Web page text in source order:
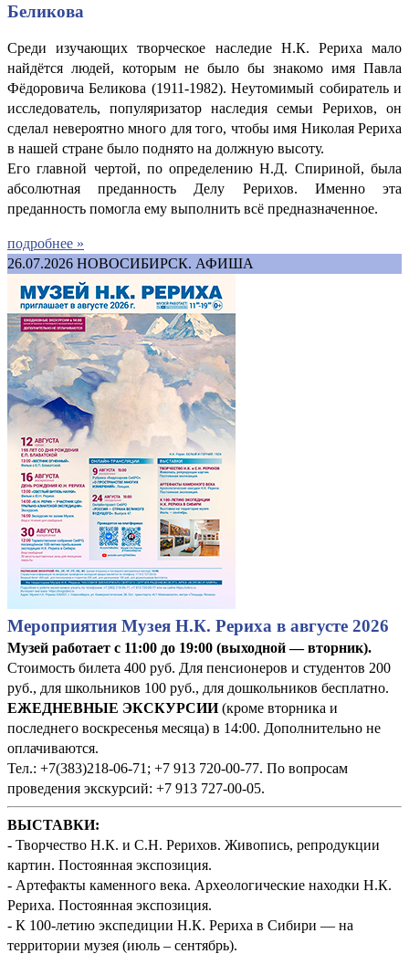
Беликова
Среди изучающих творческое наследие Н.К. Рериха мало
найдётся людей, которым не было бы знакомо имя Павла
Фёдоровича Беликова (1911-1982). Неутомимый собиратель и
исследователь, популяризатор наследия семьи Рерихов, он
сделал невероятно много для того, чтобы имя Николая Рериха
в нашей стране было поднято на должную высоту.
Его главной чертой, по определению Н.Д. Спириной, была
абсолютная преданность Делу Рерихов. Именно эта
преданность помогла ему выполнить всё предназначенное.
подробнее »
26.07.2026 НОВОСИБИРСК. АФИША
Мероприятия Музея Н.К. Рериха в августе 2026
Музей работает с 11:00 до 19:00 (выходной — вторник).
Стоимость билета 400 руб. Для пенсионеров и студентов 200
руб., для школьников 100 руб., для дошкольников бесплатно.
ЕЖЕДНЕВНЫЕ ЭКСКУРСИИ(кроме вторника и
последнего воскресенья месяца) в 14:00. Дополнительно не
оплачиваются.
Тел.: +7(383)218-06-71; +7 913 720-00-77. По вопросам
проведения экскурсий: +7 913 727-00-05.
ВЫСТАВКИ:
- Творчество Н.К. и С.Н. Рерихов. Живопись, репродукции
картин. Постоянная экспозиция.
- Артефакты каменного века. Археологические находки Н.К.
Рериха. Постоянная экспозиция.
- К 100-летию экспедиции Н.К. Рериха в Сибири — на
территории музея (июль – сентябрь).